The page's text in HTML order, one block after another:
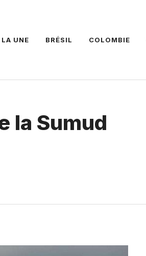
LA UNE BRÉSIL COLOMBIE
la Sumud